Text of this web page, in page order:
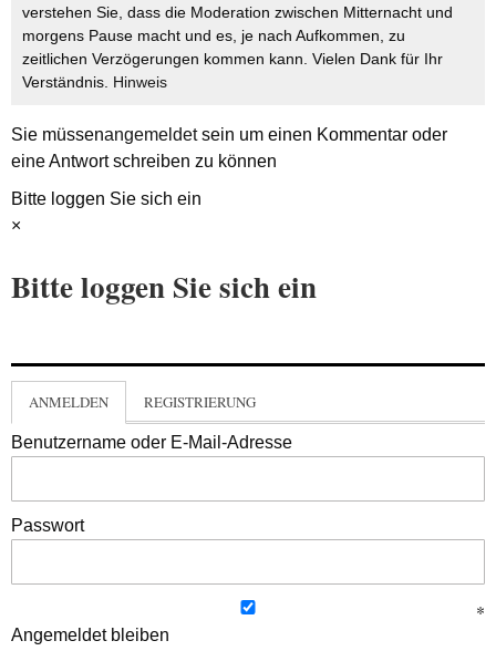
verstehen Sie, dass die Moderation zwischen Mitternacht und
morgens Pause macht und es, je nach Aufkommen, zu
zeitlichen Verzögerungen kommen kann. Vielen Dank für Ihr
Verständnis. Hinweis
Sie müssenangemeldetsein um einen Kommentar oder
eine Antwort schreiben zu können
Bitte loggen Sie sich ein
×
Bitte loggen Sie sich ein
ANMELDEN REGISTRIERUNG
Benutzername oder E-Mail-Adresse
Passwort
Angemeldet bleiben